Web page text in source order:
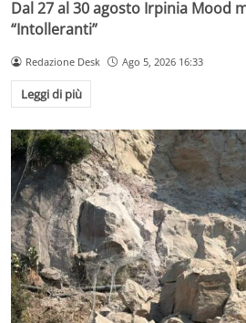
Dal 27 al 30 agosto Irpinia Mood
“Intolleranti”
Redazione Desk Ago 5, 2026 16:33
Leggi di più